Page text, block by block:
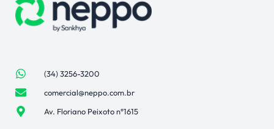
(34) 3256-3200
comercial@neppo.com.br
Av. Floriano Peixoto n°1615